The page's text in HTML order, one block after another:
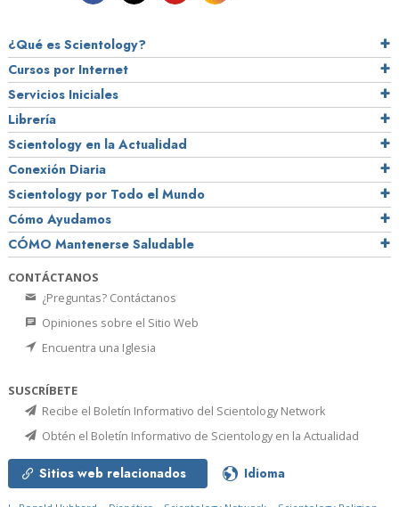
¿Qué es Scientology?
Cursos por Internet
Servicios Iniciales
Librería
Scientology en la Actualidad
Conexión Diaria
Scientology por Todo el Mundo
Cómo Ayudamos
CÓMO Mantenerse Saludable
CONTÁCTANOS
¿Preguntas? Contáctanos
Opiniones sobre el Sitio Web
Encuentra una Iglesia
SUSCRÍBETE
Recibe el Boletín Informativo del Scientology Network
Obtén el Boletín Informativo de Scientology en la Actualidad
Sitios web relacionados Idioma